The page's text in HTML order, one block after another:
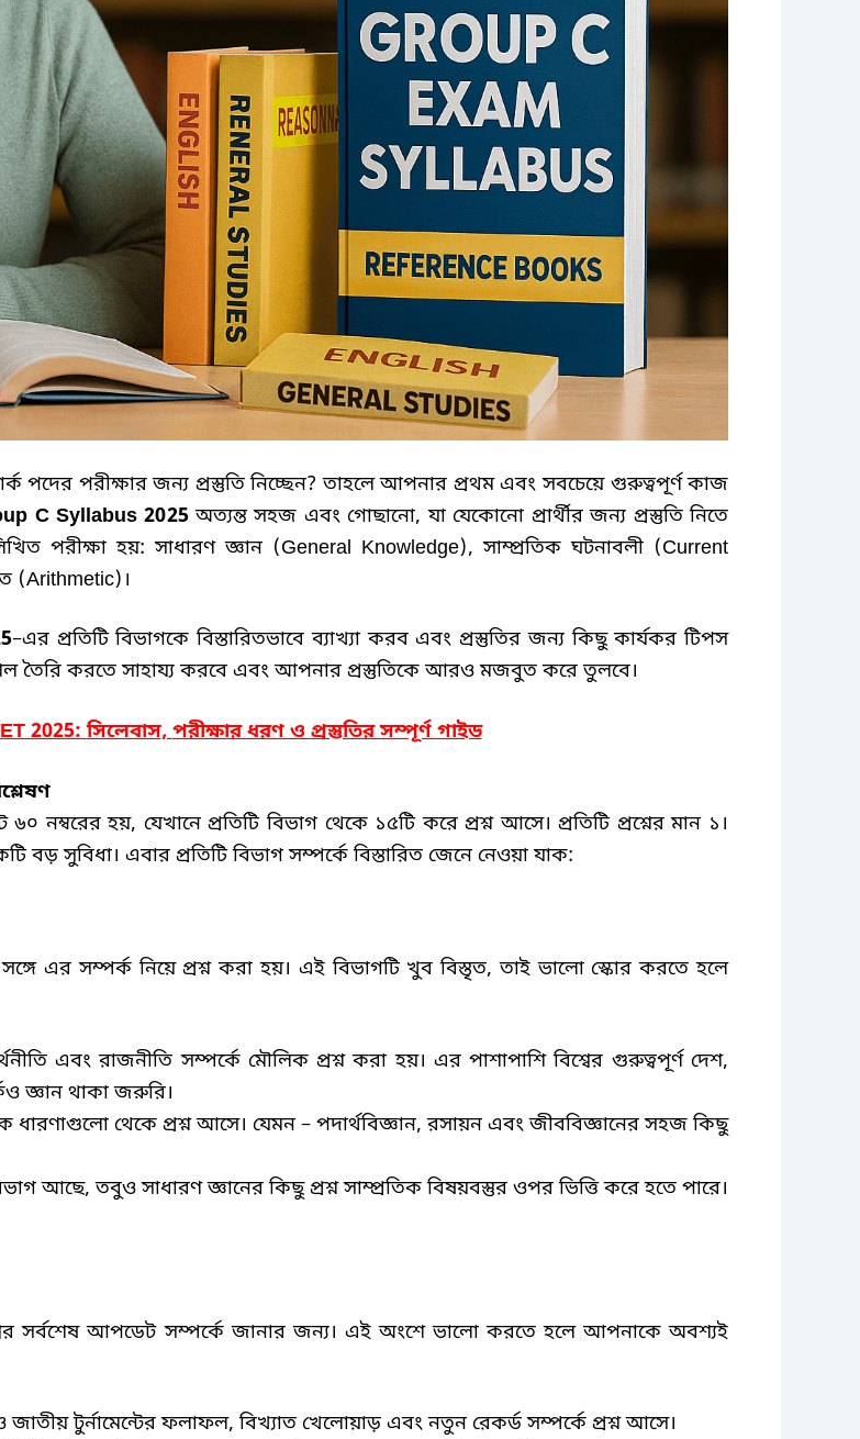
পদের পরীক্ষার জন্য প্রস্তুতি নিচ্ছেন?তাহলে আপনার প্রথম এবং সবচেয়ে গুরুত্বপূর্ণ কাজ
C Syllabus 2025 অত্যন্ত সহজ এবং গোছানো,যা যেকোনো প্রার্থীর জন্য প্রস্তুতি নিতে
পরীক্ষা হয়:সাধারণ জ্ঞান (General Knowledge),সাম্প্রতিক ঘটনাবলী (Current
(Arithmetic) ।
–এর প্রতিটি বিভাগকে বিস্তারিতভাবে ব্যাখ্যা করব এবং প্রস্তুতির জন্য কিছু কার্যকর টিপস
তৈরি করতে সাহায্য করবে এবং আপনার প্রস্তুতিকে আরও মজবুত করে তুলবে।
2025:সিলেবাস,পরীক্ষার ধরণ ও প্রস্তুতির সম্পূর্ণ গাইড
৬০ নম্বরের হয়, যেখানে প্রতিটি বিভাগ থেকে ১৫টি করে প্রশ্ন আসে। প্রতিটি প্রশ্নের মান ১।
বড় সুবিধা। এবার প্রতিটি বিভাগ সম্পর্কে বিস্তারিত জেনে নেওয়া যাক:
এর সম্পর্ক নিয়ে প্রশ্ন করা হয়। এই বিভাগটি খুব বিস্তৃত,তাই ভালো স্কোর করতে হলে
এবং রাজনীতি সম্পর্কে মৌলিক প্রশ্ন করা হয়। এর পাশাপাশি বিশ্বের গুরুত্বপূর্ণ দেশ,
জ্ঞান থাকা জরুরি।
ধারণাগুলো থেকে প্রশ্ন আসে। যেমন – পদার্থবিজ্ঞান,রসায়ন এবং জীববিজ্ঞানের সহজ কিছু
আছে,তবুও সাধারণ জ্ঞানের কিছু প্রশ্ন সাম্প্রতিক বিষয়বস্তুর ওপর ভিত্তি করে হতে পারে।
সর্বশেষ আপডেট সম্পর্কে জানার জন্য। এই অংশে ভালো করতে হলে আপনাকে অবশ্যই
টুর্নামেন্টের ফলাফল,বিখ্যাত খেলোয়াড় এবং নতুন রেকর্ড সম্পর্কে প্রশ্ন আসে।